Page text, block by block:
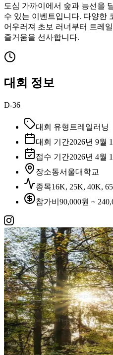
도심 가까이에서 숲과 능선을
수 있는 이벤트입니다. 다양한
어우러져 초보 러너부터 트레
즐거움을 선사합니다.
대회 정보
D-36
대회 유형 트레일러닝
대회 기간2026년 9월
접수 기간2026년 4월
장소동서울대학교
종목16K, 25K, 40K,
참가비 90,000원 ~